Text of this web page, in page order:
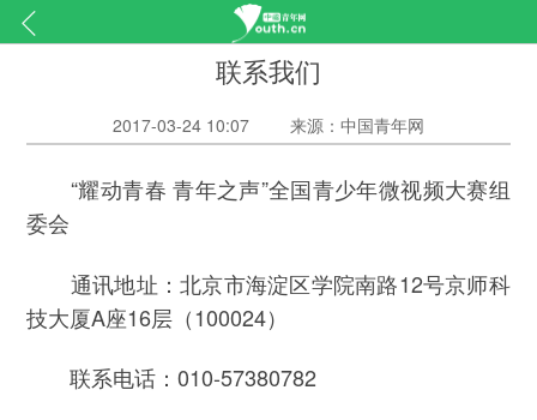
联系我们
2017-03-24 10:07 来源：中国青年网
“耀动青春 青年之声”全国青少年微视频大赛组
委会
通讯地址：北京市海淀区学院南路12号京师科
技大厦A座16层（100024）
联系电话：010-57380782